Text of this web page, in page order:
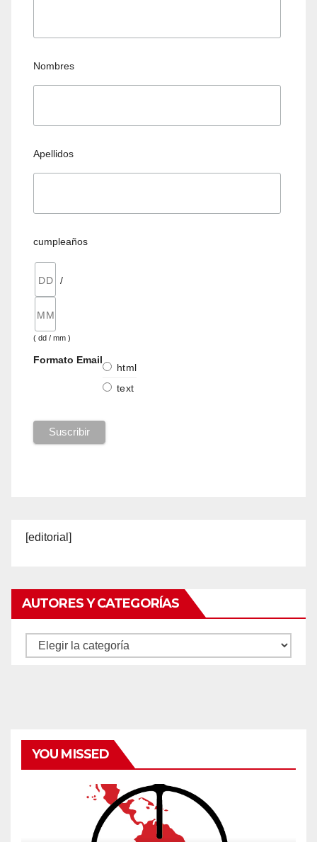
Nombres
Apellidos
cumpleaños
/
( dd / mm )
Formato Email
html
text
[editorial]
AUTORES Y CATEGORÍAS
Autores
YOU MISSED